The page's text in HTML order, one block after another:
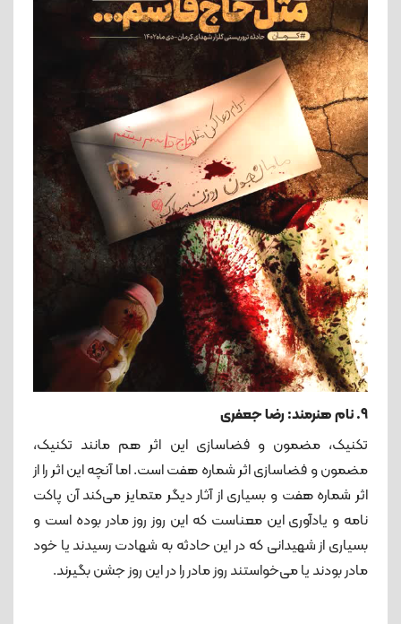
9. نام هنرمند: رضا جعفری
تکنیک، مضمون و فضاسازی این اثر هم مانند تکنیک،
مضمون و فضاسازی اثر شماره هفت است. اما آنچه این اثر را از
اثر شماره هفت و بسیاری از آثار دیگر متمایز می‌کند آن پاکت
نامه و یادآوری این معناست که این روز روز مادر بوده است و
بسیاری از شهیدانی که در این حادثه به شهادت رسیدند یا خود
مادر بودند یا می‌خواستند روز مادر را در این روز جشن بگیرند.